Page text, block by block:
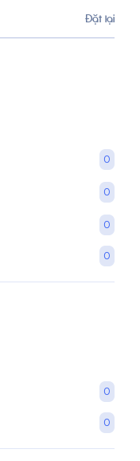
Đặt lại
0
0
0
0
0
0